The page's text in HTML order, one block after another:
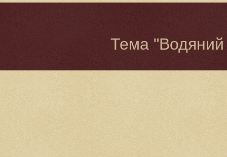
Тема